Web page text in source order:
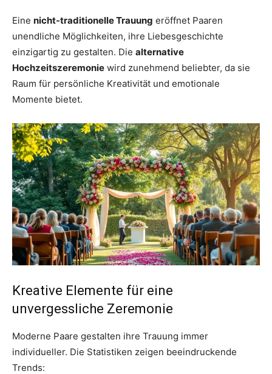
Eine nicht-traditionelle Trauung eröffnet Paaren
unendliche Möglichkeiten, ihre Liebesgeschichte
einzigartig zu gestalten. Die alternative
Hochzeitszeremonie wird zunehmend beliebter, da sie
Raum für persönliche Kreativität und emotionale
Momente bietet.
Kreative Elemente für eine
unvergessliche Zeremonie
Moderne Paare gestalten ihre Trauung immer
individueller. Die Statistiken zeigen beeindruckende
Trends: